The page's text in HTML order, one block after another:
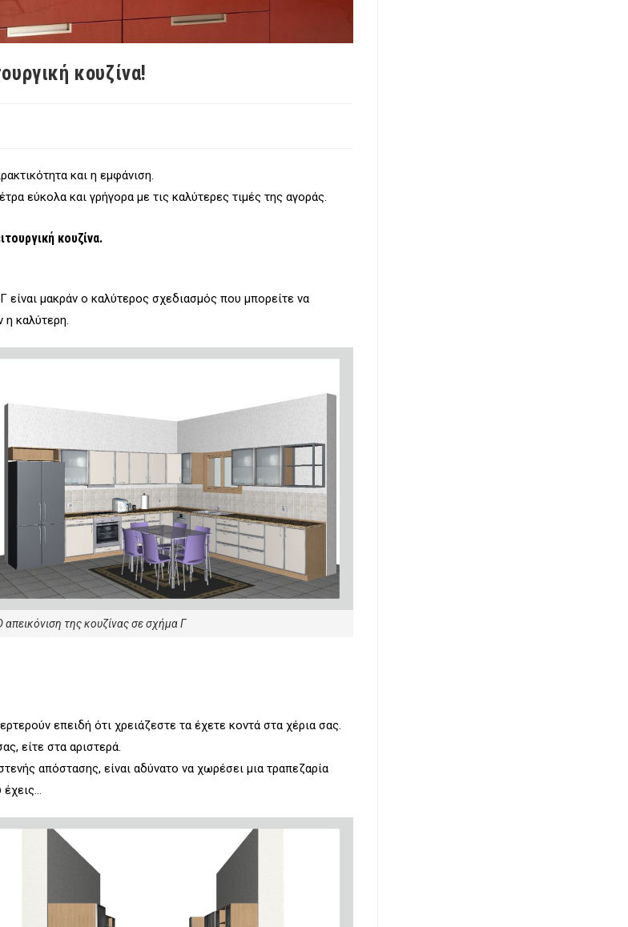
κουζίνα!
και η εμφάνιση.
εύκολα και γρήγορα με τις καλύτερες τιμές της αγοράς.
κουζίνα.
είναι μακράν ο καλύτερος σχεδιασμός που μπορείτε να
η καλύτερη.
απεικόνιση της κουζίνας σε σχήμα Γ
επειδή ότι χρειάζεστε τα έχετε κοντά στα χέρια σας.
είτε στα αριστερά.
απόστασης, είναι αδύνατο να χωρέσει μια τραπεζαρία